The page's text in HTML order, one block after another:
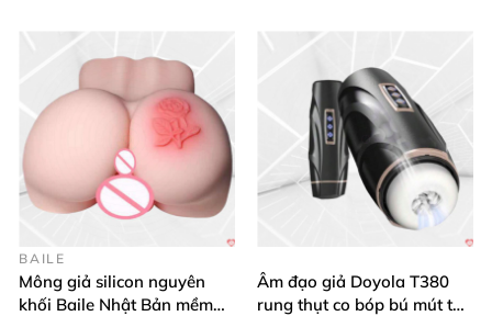
BAILE
Mông giả silicon nguyên
khối Baile Nhật Bản mềm
Âm đạo giả Doyola T380
rung thụt co bóp bú mút tự